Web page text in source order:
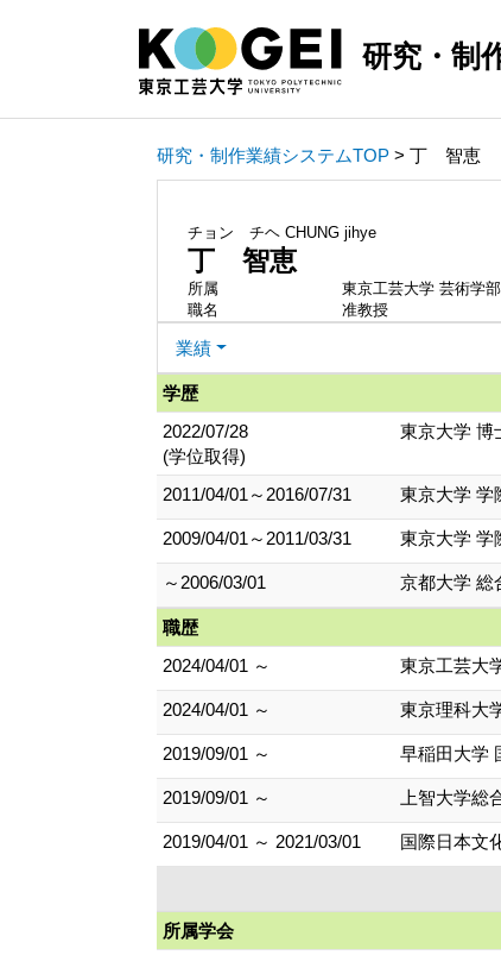
研究・制
研究・制作業績システムTOP > 丁 智恵
チョン チヘ CHUNG jihye
丁 智恵
所属
東京工芸大学 芸術学
職名
准教授
業績
学歴
2022/07/28
(学位取得)
東京大学 博
2011/04/01～2016/07/31 東京大学 学
2009/04/01～2011/03/31 東京大学 学
～2006/03/01 京都大学 総
職歴
2024/04/01 ～
東京工芸大
2024/04/01 ～ 東京理科大
2019/09/01 ～ 早稲田大学
2019/09/01 ～ 上智大学総
2019/04/01 ～ 2021/03/01 国際日本文
所属学会